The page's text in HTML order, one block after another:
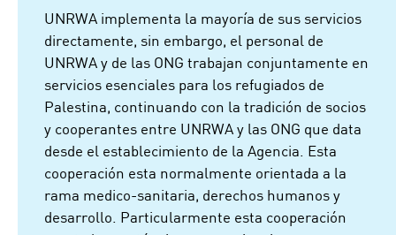
UNRWA implementa la mayoría de sus servicios
directamente, sin embargo, el personal de
UNRWA y de las ONG trabajan conjuntamente en
servicios esenciales para los refugiados de
Palestina, continuando con la tradición de socios
y cooperantes entre UNRWA y las ONG que data
desde el establecimiento de la Agencia. Esta
cooperación esta normalmente orientada a la
rama medico-sanitaria, derechos humanos y
desarrollo. Particularmente esta cooperación